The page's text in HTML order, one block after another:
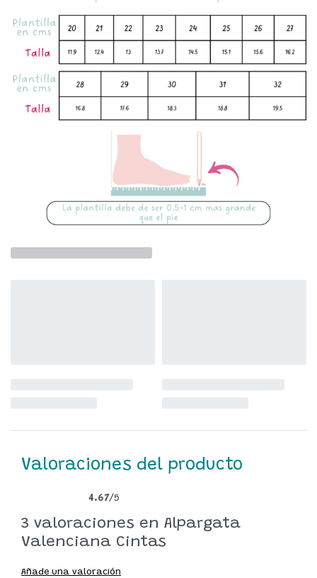
Valoraciones del producto
4.67/5
3 valoraciones en Alpargata
Valenciana Cintas
Añade una valoración